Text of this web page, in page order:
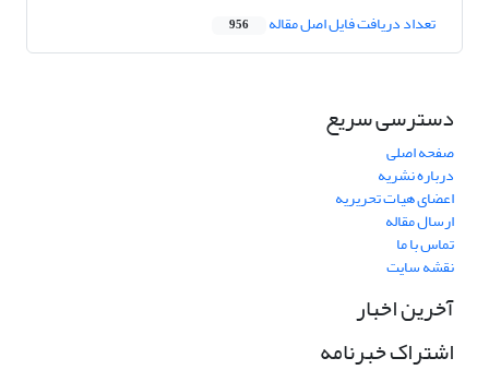
تعداد دریافت فایل اصل مقاله 956
دسترسی سریع
صفحه اصلی
درباره نشریه
اعضای هیات تحریریه
ارسال مقاله
تماس با ما
نقشه سایت
آخرین اخبار
اشتراک خبرنامه